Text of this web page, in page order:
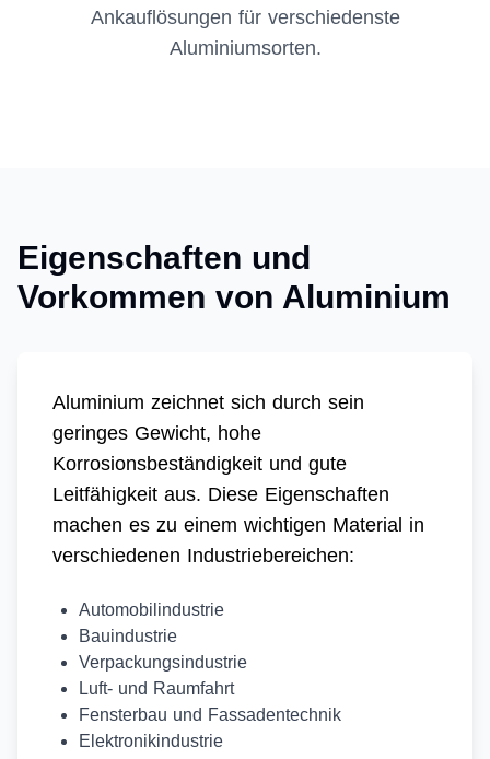
Ankauflösungen für verschiedenste
Aluminiumsorten.
Eigenschaften und
Vorkommen von Aluminium
Aluminium zeichnet sich durch sein
geringes Gewicht, hohe
Korrosionsbeständigkeit und gute
Leitfähigkeit aus. Diese Eigenschaften
machen es zu einem wichtigen Material in
verschiedenen Industriebereichen:
Automobilindustrie
Bauindustrie
Verpackungsindustrie
Luft- und Raumfahrt
Fensterbau und Fassadentechnik
Elektronikindustrie